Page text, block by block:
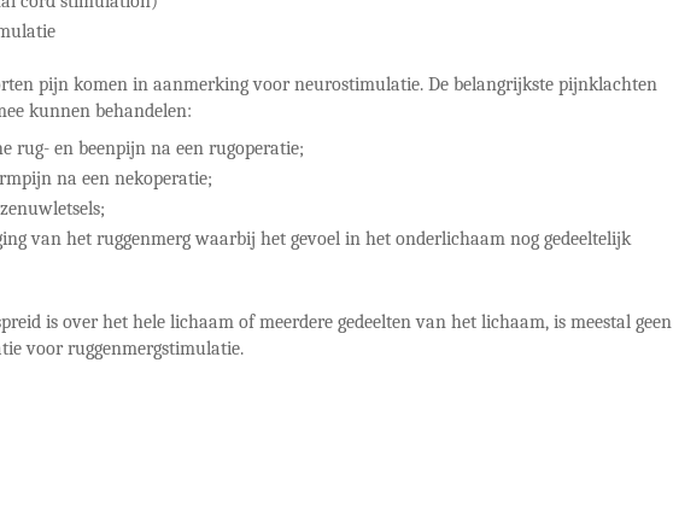
pijn komen in aanmerking voor neurostimulatie. De belangrijkste pijnklachten
kunnen behandelen:
rug- en beenpijn na een rugoperatie;
na een nekoperatie;
van het ruggenmerg waarbij het gevoel in het onderlichaam nog gedeeltelijk
is over het hele lichaam of meerdere gedeelten van het lichaam, is meestal geen
voor ruggenmergstimulatie.